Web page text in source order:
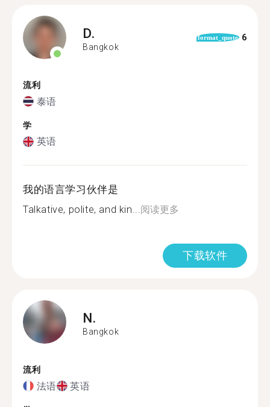
D.
Bangkok
format_quote 6
流利
泰语
学
英语
我的语言学习伙伴是
Talkative, polite, and kin...阅读更多
下载软件
N.
Bangkok
流利
法语 英语